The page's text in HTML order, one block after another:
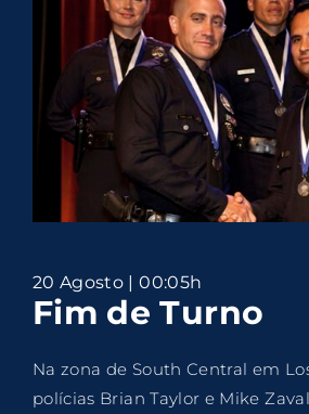
20 Agosto | 00:05h
Fim de Turno
Na zona de South Central em
polícias Brian Taylor e Mike
SIGN IN
Remember Me
Lost
By signing in, you agree to
conditions
and our